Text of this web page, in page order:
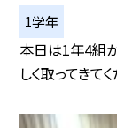
1学年
本日は1年4組
しく取ってきて